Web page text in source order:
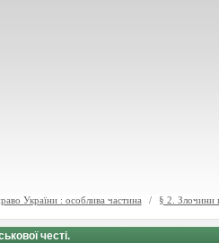
України : особлива частина / § 2. Злочини
честі.